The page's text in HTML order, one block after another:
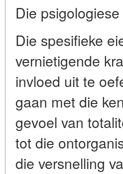
Die
Die spesifieke
vernietigende
invloed uit te
gaan met die
gevoel van
tot die
die versnelling